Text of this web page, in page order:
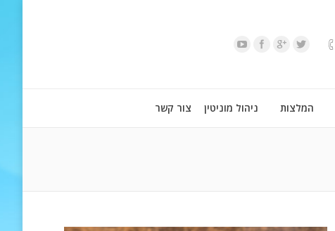
המלצות ניהול מוניטין צור קשר